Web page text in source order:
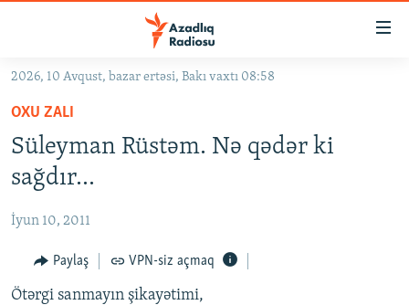
Əsas
qayıt
Əsas
naviqasiyaya
qayıt
Axtarışa
keç
#İZAHLA
KORRUPSIOMETR
#ƏSLINDƏ
FƏRQƏ BAX
QANUNI DOĞRU
ARAŞDIRMA
2026, 10 Avqust, bazar ertəsi, Bakı vaxtı 08:58
OXU ZALI
Süleyman Rüstəm. Nə qədər ki
sağdır...
İyun 10, 2011
Paylaş VPN-siz açmaq
Ötərgi sanmayın şikayətimi,